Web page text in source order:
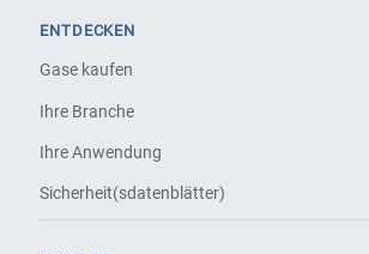
ENTDECKEN
Gase kaufen
Ihre Branche
Ihre Anwendung
Sicherheit(sdatenblätter)